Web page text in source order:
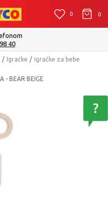
0 0
40
Igračke
Igračke za bebe
- BEAR BEIGE